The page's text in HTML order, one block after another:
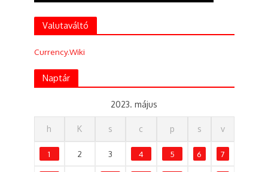
Valutaváltó
Currency.Wiki
Naptár
2023. május
h K s c p s v
1 2 3 4 5 6 7